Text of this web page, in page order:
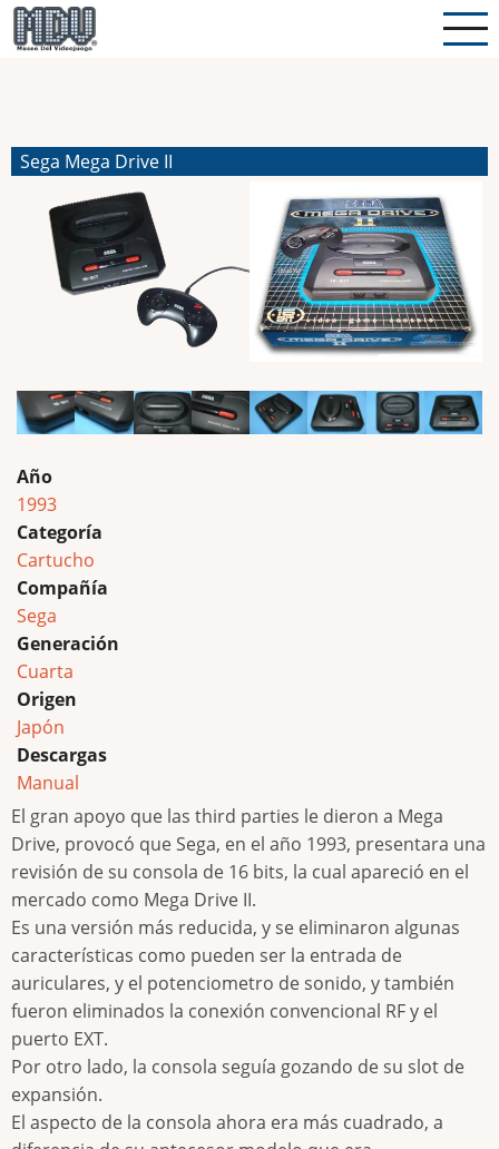
Pasar
al
Sega Mega Drive II
Año
1993
Categoría
Cartucho
Compañía
Sega
Generación
Cuarta
Origen
Japón
Descargas
Manual
El gran apoyo que las third parties le dieron a Mega
Drive, provocó que Sega, en el año 1993, presentara una
revisión de su consola de 16 bits, la cual apareció en el
mercado como Mega Drive II.
Es una versión más reducida, y se eliminaron algunas
características como pueden ser la entrada de
auriculares, y el potenciometro de sonido, y también
fueron eliminados la conexión convencional RF y el
puerto EXT.
Por otro lado, la consola seguía gozando de su slot de
expansión.
El aspecto de la consola ahora era más cuadrado, a